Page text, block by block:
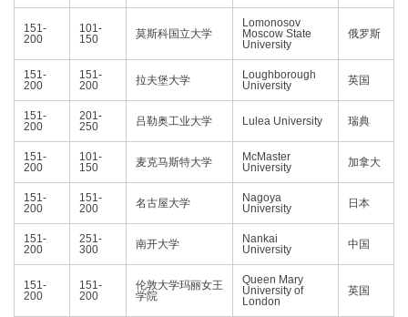
151-
200
101-
150
莫斯科国立大学
Lomonosov
Moscow State
University
俄罗斯
151-
200
151-
200
拉夫堡大学
Loughborough
University
英国
151-
200
201-
250
吕勒奥工业大学 Lulea University 瑞典
151-
200
101-
150
麦克马斯特大学
McMaster
University
加拿大
151-
200
151-
200
名古屋大学
Nagoya
University
日本
151-
200
251-
300
南开大学
Nankai
University
中国
151-
200
151-
200
伦敦大学玛丽女王
学院
Queen Mary
University of
London
英国